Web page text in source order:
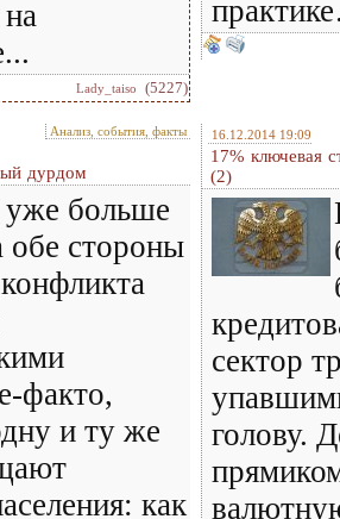
Lady_taiso (5227)
Анализ, события, факты
дурдом
больше
обе стороны
факто,
и ту же
как
16.12.2014 19:09
17% ключевая
(2)
сектор
голову.